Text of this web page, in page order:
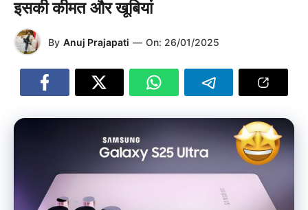
इसकी कीमत और खूबियां
By Anuj Prajapati — On: 26/01/2025